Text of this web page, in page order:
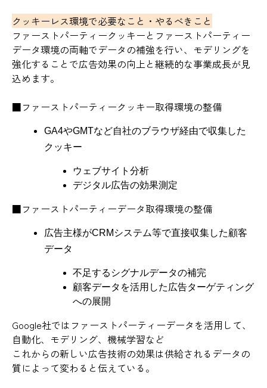
クッキーレス環境で必要なこと・やるべきこと
ファーストパーティークッキーとファーストパーティー
データ環境の両軸でデータの補強を行い、モデリングを
強化することで広告効果の向上と継続的な事業成長が見
込めます。
■ファーストパーティークッキー取得環境の整備
GA4やGMTなど自社のブラウザ経由で収集した
クッキー
ウェブサイト分析
デジタル広告の効果測定
■ファーストパーティーデータ取得環境の整備
広告主様がCRMシステム等で直接収集した顧客
データ
不足するシグナルデータの補完
顧客データを活用した広告ターゲティング
への展開
Google社ではファーストパーティーデータを活用して、
自動化、モデリング、機械学習など
これからの新しい広告技術の効果は供給されるデータの
質によって変わると伝えている。